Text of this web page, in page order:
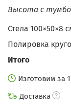
Высота с
Стела 100×50×8
Полировка
Итого
Изготовим за
Доставка